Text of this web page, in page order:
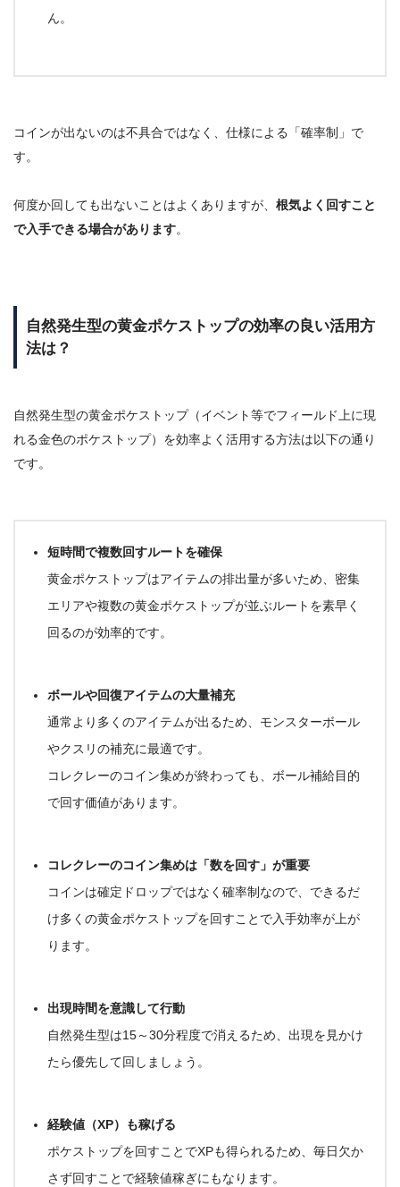
ん。
コインが出ないのは不具合ではなく、仕様による「確率制」で
す。
何度か回しても出ないことはよくありますが、 根気よく回すこと
で入手できる場合があります。
自然発生型の黄金ポケストップの効率の良い活用方
法は？
自然発生型の黄金ポケストップ（イベント等でフィールド上に現
れる金色のポケストップ）を効率よく活用する方法は以下の通り
です。
短時間で複数回すルートを確保
黄金ポケストップはアイテムの排出量が多いため、 密集
エリアや複数の黄金ポケストップが並ぶルート を素早く
回るのが効率的です。
ボールや回復アイテムの大量補充
通常より多くのアイテムが出るため、モンスターボール
やクスリの補充に最適です。
コレクレーのコイン集めが終わっても、 ボール補給目的
で回す価値があります。
コレクレーのコイン集めは「数を回す」が重要
コインは確定ドロップではなく 確率制 なので、できるだ
け多くの黄金ポケストップを回すことで入手効率が上が
ります。
出現時間を意識して行動
自然発生型は15～30分程度で消えるため、出現を見かけ
たら優先して回しましょう。
経験値（XP）も稼げる
ポケストップを回すことでXPも得られるため、毎日欠か
さず回すことで経験値稼ぎにもなります。